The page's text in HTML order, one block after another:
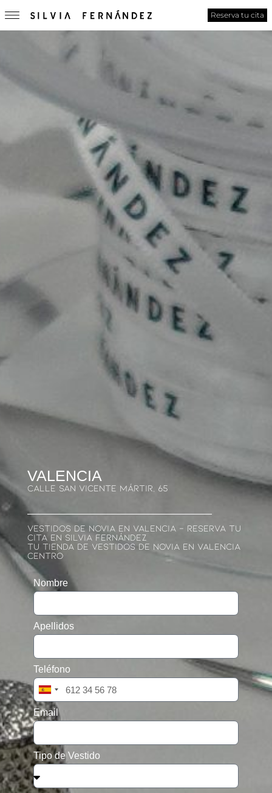
Reserva tu cita
VALENCIA
CALLE San Vicente Mártir, 65
Vestidos De Novia En Valencia – Reserva Tu
Cita En Silvia Fernández
Tu Tienda De Vestidos De Novia En Valencia
Centro
Nombre
Apellidos
Teléfono
Spain
+34
Email
Tipo de Vestido